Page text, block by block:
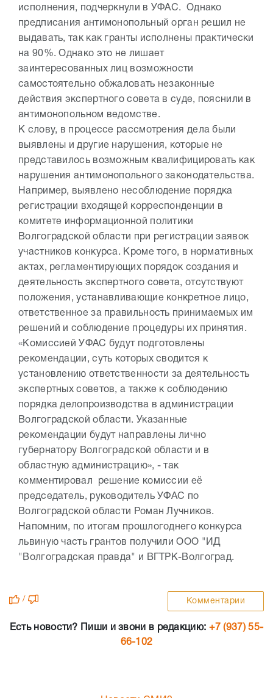
исполнения, подчеркнули в УФАС. Однако
предписания антимонопольный орган решил не
выдавать, так как гранты исполнены практически
на 90%. Однако это не лишает
заинтересованных лиц возможности
самостоятельно обжаловать незаконные
действия экспертного совета в суде, пояснили в
антимонопольном ведомстве.
К слову, в процессе рассмотрения дела были
выявлены и другие нарушения, которые не
представилось возможным квалифицировать как
нарушения антимонопольного законодательства.
Например, выявлено несоблюдение порядка
регистрации входящей корреспонденции в
комитете информационной политики
Волгоградской области при регистрации заявок
участников конкурса. Кроме того, в нормативных
актах, регламентирующих порядок создания и
деятельность экспертного совета, отсутствуют
положения, устанавливающие конкретное лицо,
ответственное за правильность принимаемых им
решений и соблюдение процедуры их принятия.
«Комиссией УФАС будут подготовлены
рекомендации, суть которых сводится к
установлению ответственности за деятельность
экспертных советов, а также к соблюдению
порядка делопроизводства в администрации
Волгоградской области. Указанные
рекомендации будут направлены лично
губернатору Волгоградской области и в
областную администрацию», - так
комментировал решение комиссии её
председатель, руководитель УФАС по
Волгоградской области Роман Лучников.
Напомним, по итогам прошлогоднего конкурса
львиную часть грантов получили ООО "ИД
"Волгоградская правда" и ВГТРК-Волгоград.
/ Комментарии
Есть новости? Пиши и звони в редакцию: +7 (937) 55-
66-102